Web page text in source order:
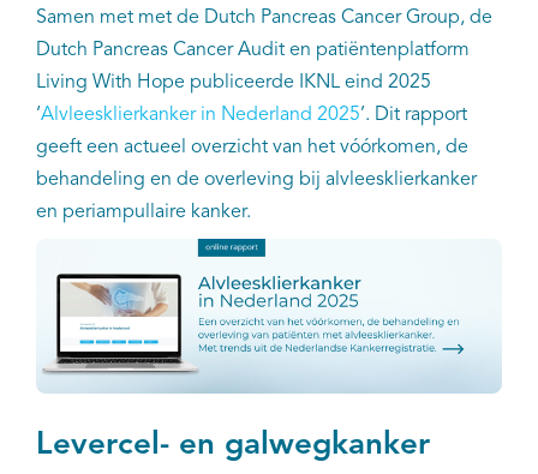
Projecten
Trials
EN
Samen met met de Dutch Pancreas Cancer Group, de
Dutch Pancreas Cancer Audit en patiëntenplatform
Living With Hope publiceerde IKNL eind 2025
‘Alvleesklierkanker in Nederland 2025’. Dit rapport
geeft een actueel overzicht van het vóórkomen, de
behandeling en de overleving bij alvleesklierkanker
en periampullaire kanker.
Levercel- en galwegkanker